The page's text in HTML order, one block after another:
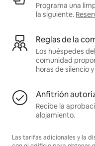
Programa una
la siguiente.
Reglas de la
Los huéspedes
comunidad
horas de silencio
Anfitrión
Recibe la
alojamiento.
Las tarifas adicionales y la